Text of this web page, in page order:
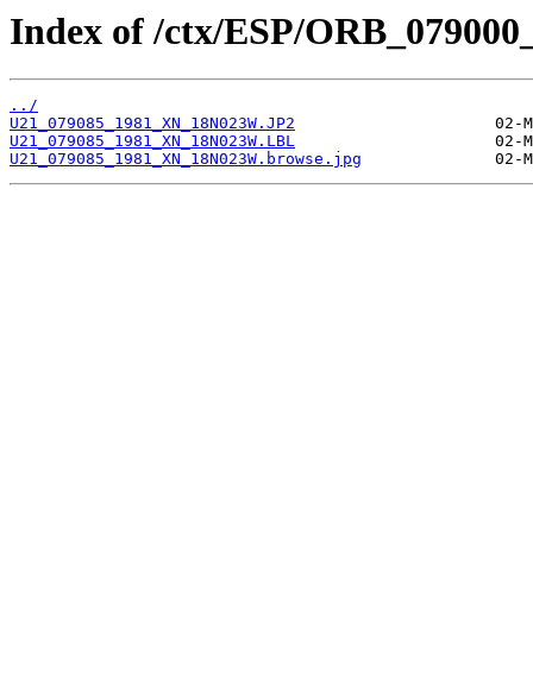
Index of /ctx/ESP/
../
U21_079085_1981_XN_18N023W.JP2
U21_079085_1981_XN_18N023W.LBL
U21_079085_1981_XN_18N023W.browse.jpg